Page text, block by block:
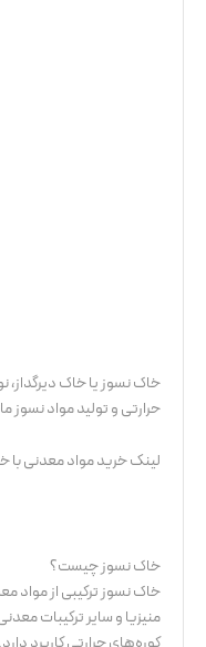
خاک نسوز یا خاک دیرگداز،
حرارتی و تولید مواد نسوز
لینک خرید مواد معدنی با
خاک نسوز چیست؟
خاک نسوز ترکیبی از مواد
منیزیا و سایر ترکیبات